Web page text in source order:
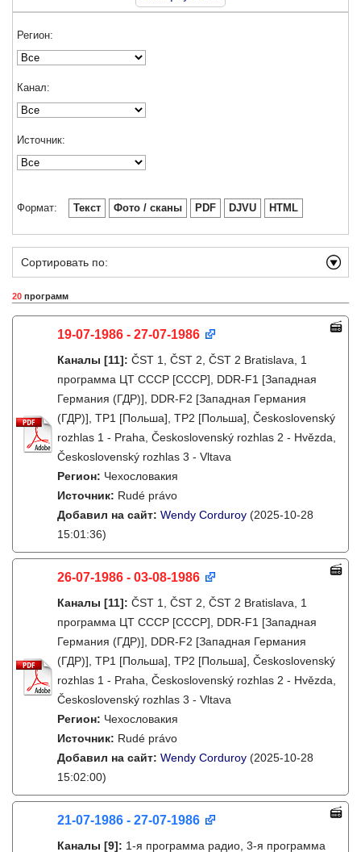
Регион:
Канал:
Источник:
Формат: Текст Фото / сканы PDF DJVU HTML
Сортировать по:
20 программ
19-07-1986 - 27-07-1986
Каналы [11]: ČST 1, ČST 2, ČST 2 Bratislava, 1
программа ЦТ СССР [СССР], DDR-F1 [Западная
Германия (ГДР)], DDR-F2 [Западная Германия
(ГДР)], TP1 [Польша], TP2 [Польша], Československý
rozhlas 1 - Praha, Československý rozhlas 2 - Hvězda,
Československý rozhlas 3 - Vltava
Регион: Чехословакия
Источник: Rudé právo
Добавил на сайт: Wendy Corduroy (2025-10-28
15:01:36)
26-07-1986 - 03-08-1986
Каналы [11]: ČST 1, ČST 2, ČST 2 Bratislava, 1
программа ЦТ СССР [СССР], DDR-F1 [Западная
Германия (ГДР)], DDR-F2 [Западная Германия
(ГДР)], TP1 [Польша], TP2 [Польша], Československý
rozhlas 1 - Praha, Československý rozhlas 2 - Hvězda,
Československý rozhlas 3 - Vltava
Регион: Чехословакия
Источник: Rudé právo
Добавил на сайт: Wendy Corduroy (2025-10-28
15:02:00)
21-07-1986 - 27-07-1986
Каналы [9]: 1-я программа радио, 3-я программа